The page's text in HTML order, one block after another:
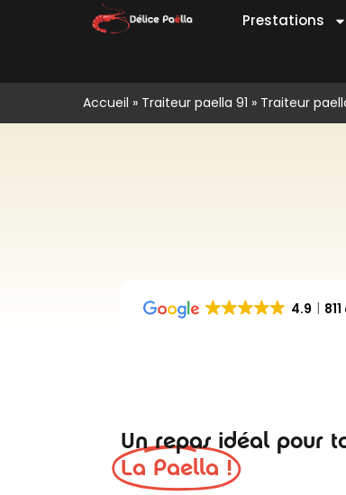
Prestations
Accueil » Traiteur paella 91 » Traiteur
4.9
Un repas idéal pour
La Paella !